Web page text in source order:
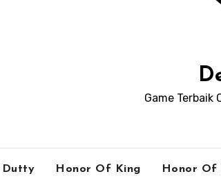
Game Terbaik
Dutty Honor Of King Honor Of